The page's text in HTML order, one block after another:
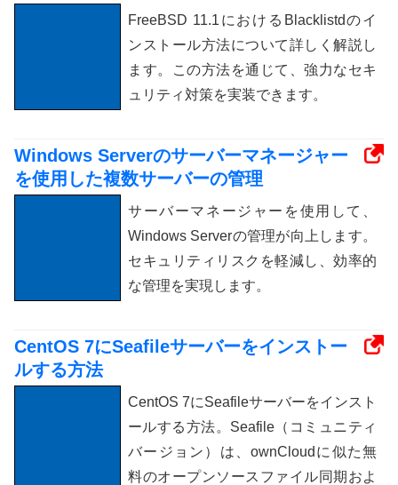
FreeBSD 11.1におけるBlacklistdのイ
ンストール方法について詳しく解説し
ます。この方法を通じて、強力なセキ
ュリティ対策を実装できます。
Windows Serverのサーバーマネージャー
を使用した複数サーバーの管理
サーバーマネージャーを使用して、
Windows Serverの管理が向上します。
セキュリティリスクを軽減し、効率的
な管理を実現します。
CentOS 7にSeafileサーバーをインストー
ルする方法
CentOS 7にSeafileサーバーをインスト
ールする方法。Seafile（コミュニティ
バージョン）は、ownCloudに似た無
料のオープンソースファイル同期およ